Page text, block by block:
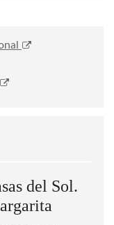
del Sol.